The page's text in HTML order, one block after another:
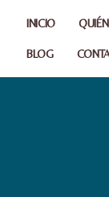
INICIO
BLOG